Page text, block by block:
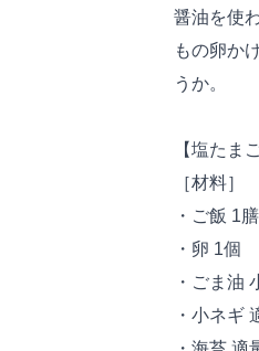
醤油を使
もの卵か
うか。
【塩たま
［材料］
・ご飯 1膳
・卵 1個
・ごま油
・小ネギ